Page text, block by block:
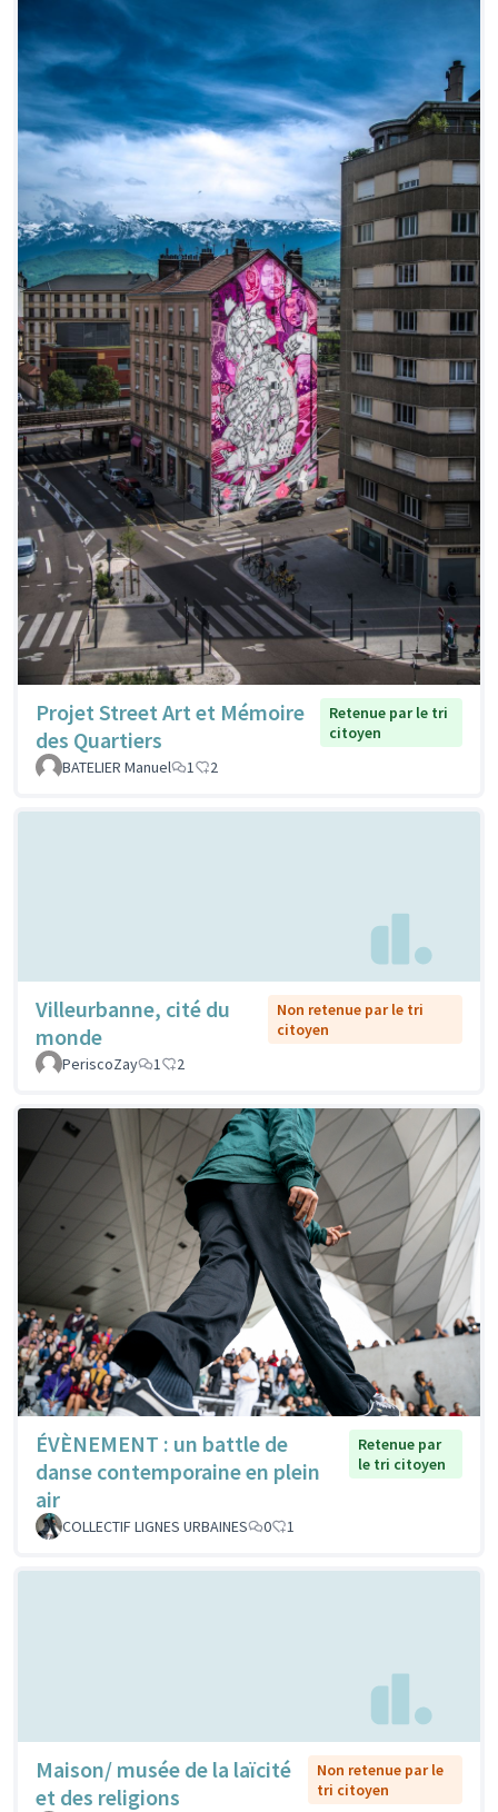
Projet Street Art et Mémoire
des Quartiers
Retenue par le tri
citoyen
BATELIER Manuel
1 2
Villeurbanne, cité du
monde
Non retenue par le tri
citoyen
PeriscoZay
1 2
ÉVÈNEMENT : un battle de
danse contemporaine en plein
air
Retenue par
le tri citoyen
COLLECTIF LIGNES URBAINES 0 1
Maison/ musée de la laïcité
et des religions
Non retenue par le
tri citoyen